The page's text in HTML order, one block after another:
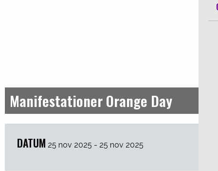
Manifestationer Orange Day
DATUM 25 nov 2025 - 25 nov 2025